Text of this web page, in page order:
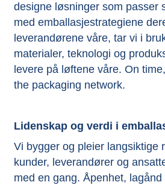
designe løsninger som passer
med emballasjestrategiene
leverandørene våre, tar vi i
materialer, teknologi og
levere på løftene våre. On
the packaging network.
Lidenskap og verdi i
Vi bygger og pleier langsiktige
kunder, leverandører og
med en gang. Åpenhet,